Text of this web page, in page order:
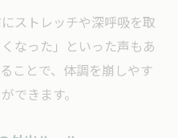
ストレッチや深呼吸を取
なった」といった声もあ
ことで、体調を崩しやす
できます。